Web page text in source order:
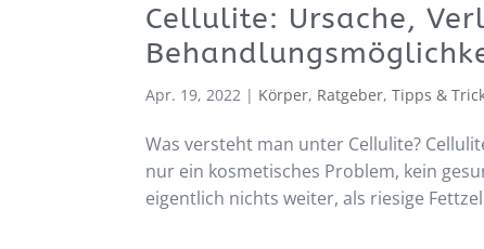
Cellulite: Ursache,
Apr. 19, 2022 | Körper, Ratgeber,Tipps &
Was versteht man unter Cellulite?
nur ein kosmetisches Problem, kein
eigentlich nichts weiter, als riesige